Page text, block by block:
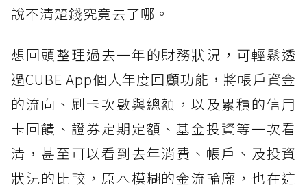
說不清楚錢究竟去了哪。
想回頭整理過去一年的財務狀況，可輕鬆透
過CUBE App個人年度回顧功能，將帳戶資金
的流向、刷卡次數與總額，以及累積的信用
卡回饋、證券定期定額、基金投資等一次看
清，甚至可以看到去年消費、帳戶、及投資
狀況的比較，原本模糊的金流輪廓，也在這